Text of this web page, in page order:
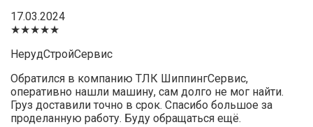
17.03.2024
★★★★★
НерудСтройСервис
Обратился в компанию ТЛК ШиппингСервис,
оперативно нашли машину, сам долго не мог найти.
Груз доставили точно в срок. Спасибо большое за
проделанную работу. Буду обращаться ещё.